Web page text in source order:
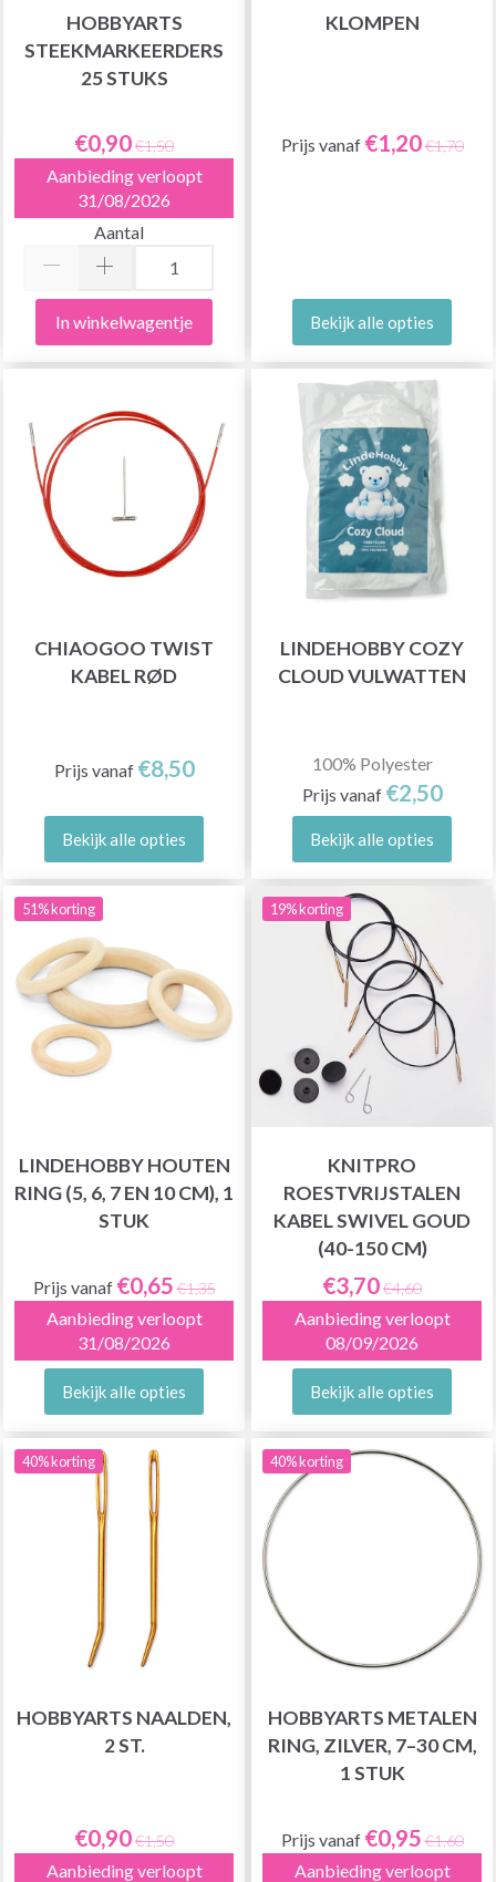
HOBBYARTS
STEEKMARKEERDERS
25 STUKS
€0,90€1,50
Aanbieding verloopt
31/08/2026
Aantal
In winkelwagentje
KLOMPEN
Prijs vanaf €1,20€1,70
Bekijk alle opties
CHIAOGOO TWIST
KABEL RØD
Prijs vanaf €8,50
Bekijk alle opties
LINDEHOBBY COZY
CLOUD VULWATTEN
100% Polyester
Prijs vanaf €2,50
Bekijk alle opties
51% korting
LINDEHOBBY HOUTEN
RING (5, 6, 7 EN 10 CM), 1
STUK
Prijs vanaf €0,65 €1,35
Aanbieding verloopt
31/08/2026
Bekijk alle opties
19% korting
KNITPRO
ROESTVRIJSTALEN
KABEL SWIVEL GOUD
(40-150 CM)
€3,70€4,60
Aanbieding verloopt
08/09/2026
Bekijk alle opties
40% korting
HOBBYARTS NAALDEN,
2 ST.
€0,90€1,50
Aanbieding verloopt
40% korting
HOBBYARTS METALEN
RING, ZILVER, 7–30 CM,
1 STUK
Prijs vanaf €0,95 €1,60
Aanbieding verloopt